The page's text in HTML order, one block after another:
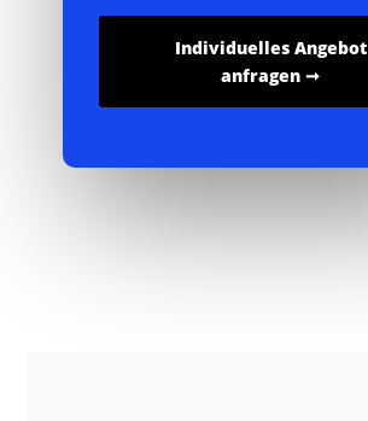
Individuelles Angebot
anfragen ➞